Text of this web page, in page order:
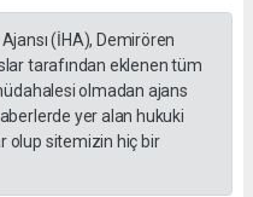
(İHA), Demirören
tarafından eklenen tüm
olmadan ajans
yer alan hukuki
olup sitemizin hiç bir